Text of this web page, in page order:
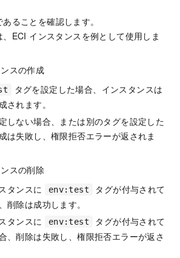
ることを確認します。
ECI インスタンスを例として使用しま
スの作成
タグを設定した場合、インスタンスは
されます。
しない場合、または別のタグを設定した
は失敗し、権限拒否エラーが返されま
スの削除
タンスに
env:test
タグが付与されて
削除は成功します。
タンスに
env:test
タグが付与されて
、削除は失敗し、権限拒否エラーが返さ